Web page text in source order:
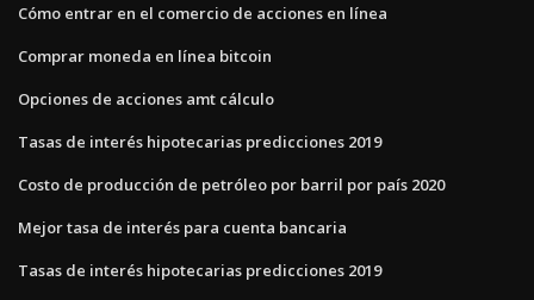
Cómo entrar en el comercio de acciones en línea
Comprar moneda en línea bitcoin
Opciones de acciones amt cálculo
Tasas de interés hipotecarias predicciones 2019
Costo de producción de petróleo por barril por país 2020
Mejor tasa de interés para cuenta bancaria
Tasas de interés hipotecarias predicciones 2019